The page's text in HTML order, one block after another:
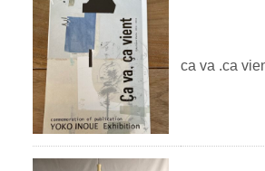
ca va .ca